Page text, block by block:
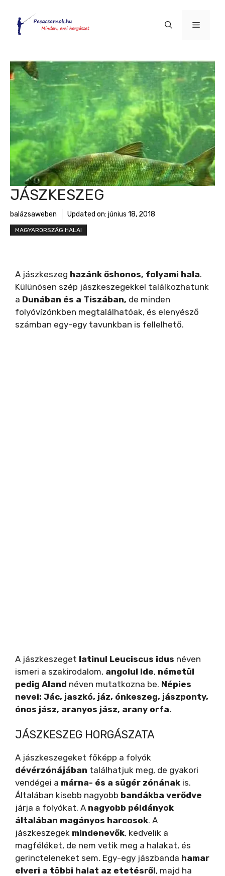
tartalomba
Menü
JÁSZKESZEG
balázsaweben Updated on: június 18, 2018
MAGYARORSZÁG HALAI
A jászkeszeg hazánk őshonos, folyami hala.
Külünösen szép jászkeszegekkel találkozhatunk
a Dunában és a Tiszában, de minden
folyóvízónkben megtalálhatóak, és elenyésző
számban egy-egy tavunkban is fellelhető.
A jászkeszeget latinul Leuciscus idus néven
ismeri a szakirodalom, angolul Ide, németül
pedig Aland néven mutatkozna be. Népies
nevei: Jác, jaszkó, jáz, ónkeszeg, jászponty,
ónos jász, aranyos jász, arany orfa.
JÁSZKESZEG HORGÁSZATA
A jászkeszegeket főképp a folyók
dévérzónájában találhatjuk meg, de gyakori
vendégei a márna- és a sügér zónának is.
Általában kisebb nagyobb bandákba verődve
járja a folyókat. A nagyobb példányok
általában magányos harcosok. A
jászkeszegek mindenevők, kedvelik a
magféléket, de nem vetik meg a halakat, és
gerincteleneket sem. Egy-egy jászbanda hamar
elveri a többi halat az etetésről, majd ha